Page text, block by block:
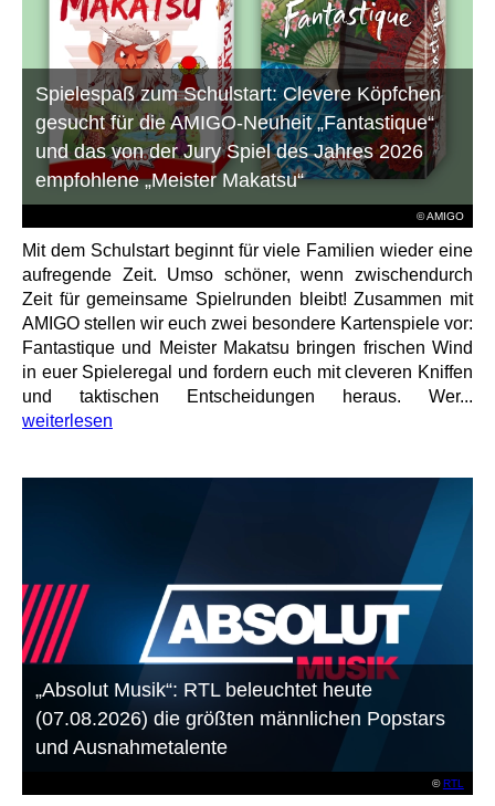
© AMIGO
Spielespaß zum Schulstart: Clevere Köpfchen
gesucht für die AMIGO-Neuheit „Fantastique“
und das von der Jury Spiel des Jahres 2026
empfohlene „Meister Makatsu“
Mit dem Schulstart beginnt für viele Familien wieder eine
aufregende Zeit. Umso schöner, wenn zwischendurch
Zeit für gemeinsame Spielrunden bleibt! Zusammen mit
AMIGO stellen wir euch zwei besondere Kartenspiele vor:
Fantastique und Meister Makatsu bringen frischen Wind
in euer Spieleregal und fordern euch mit cleveren Kniffen
und taktischen Entscheidungen heraus. Wer...
weiterlesen
©RTL
„Absolut Musik“: RTL beleuchtet heute
(07.08.2026) die größten männlichen Popstars
und Ausnahmetalente